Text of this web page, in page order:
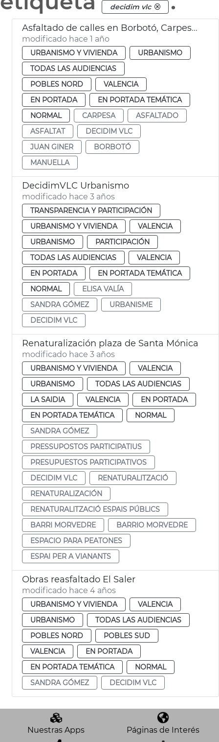
decidim vlc
Asfaltado de calles en Borbotó, Carpesa y Mauella
modificado hace 1 año
URBANISMO Y VIVIENDA
URBANISMO
TODAS LAS AUDIENCIAS
POBLES NORD
VALENCIA
EN PORTADA
EN PORTADA TEMÁTICA
NORMAL
CARPESA
ASFALTADO
ASFALTAT
DECIDIM VLC
JUAN GINER
BORBOTÓ
MANUELLA
DecidimVLC Urbanismo
modificado hace 3 años
TRANSPARENCIA Y PARTICIPACIÓN
URBANISMO Y VIVIENDA
VALENCIA
URBANISMO
PARTICIPACIÓN
TODAS LAS AUDIENCIAS
VALENCIA
EN PORTADA
EN PORTADA TEMÁTICA
NORMAL
ELISA VALÍA
SANDRA GÓMEZ
URBANISME
DECIDIM VLC
Renaturalización plaza de Santa Mónica
modificado hace 3 años
URBANISMO Y VIVIENDA
VALENCIA
URBANISMO
TODAS LAS AUDIENCIAS
LA SAIDIA
VALENCIA
EN PORTADA
EN PORTADA TEMÁTICA
NORMAL
SANDRA GÓMEZ
PRESSUPOSTOS PARTICIPATIUS
PRESUPUESTOS PARTICIPATIVOS
DECIDIM VLC
RENATURALITZACIÓ
RENATURALIZACIÓN
RENATURALITZACIÓ ESPAIS PÚBLICS
BARRI MORVEDRE
BARRIO MORVEDRE
ESPACIO PARA PEATONES
ESPAI PER A VIANANTS
Obras reasfaltado El Saler
modificado hace 4 años
URBANISMO Y VIVIENDA
VALENCIA
URBANISMO
TODAS LAS AUDIENCIAS
POBLES NORD
POBLES SUD
VALENCIA
EN PORTADA
EN PORTADA TEMÁTICA
NORMAL
SANDRA GÓMEZ
DECIDIM VLC
Nuestras Apps Páginas de Interés